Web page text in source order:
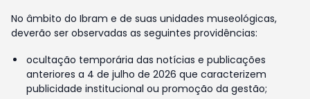
No âmbito do Ibram e de suas unidades museológicas,
deverão ser observadas as seguintes providências:
ocultação temporária das notícias e publicações
anteriores a 4 de julho de 2026 que caracterizem
publicidade institucional ou promoção da gestão;